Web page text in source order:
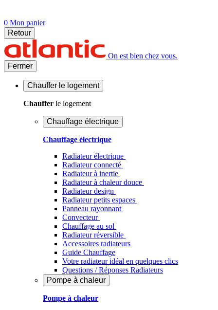
0 Mon panier
Retour
On est bien chez vous.
Fermer
Chauffer le logement
Chauffer le logement
Chauffage électrique
Chauffage électrique
Radiateur électrique
Radiateur connecté
Radiateur à inertie
Radiateur à chaleur douce
Radiateur design
Radiateur petits espaces
Panneau rayonnant
Convecteur
Chauffage au sol
Radiateur réversible
Accessoires radiateurs
Guide Chauffage
Votre radiateur idéal en quelques clics
Questions / Réponses Radiateurs
Pompe à chaleur
Pompe à chaleur